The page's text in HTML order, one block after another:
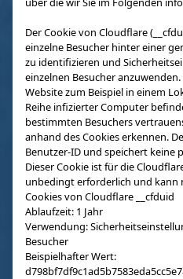
Der Cookie von Cloudflare
einzelne Besucher hinter einer
zu identifizieren und
einzelnen Besucher
Website zum Beispiel in einem
Reihe infizierter Computer
bestimmten Besuchers
anhand des Cookies erkennen.
Benutzer-ID und speichert keine
Dieser Cookie ist für die
unbedingt erforderlich und kann
Cookies von Cloudflare __cfduid
Ablaufzeit: 1 Jahr
Verwendung:
Besucher
Beispielhafter Wert: